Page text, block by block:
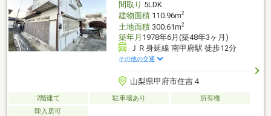
間取り 5LDK
建物面積110.96m2
土地面積300.61m2
築年月 1978年6月(築48年3ヶ月)
ＪＲ身延線 南甲府駅 徒歩12分
その他の交通
山梨県甲府市住吉４
2階建て 駐車場あり
所有権
即入居可